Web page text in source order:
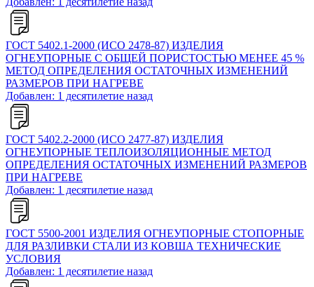
ГОСТ 5402.1-2000 (ИСО 2478-87) ИЗДЕЛИЯ
ОГНЕУПОРНЫЕ С ОБЩЕЙ ПОРИСТОСТЬЮ МЕНЕЕ 45 %
МЕТОД ОПРЕДЕЛЕНИЯ ОСТАТОЧНЫХ ИЗМЕНЕНИЙ
РАЗМЕРОВ ПРИ НАГРЕВЕ
Добавлен: 1 десятилетие назад
ГОСТ 5402.2-2000 (ИСО 2477-87) ИЗДЕЛИЯ
ОГНЕУПОРНЫЕ ТЕПЛОИЗОЛЯЦИОННЫЕ МЕТОД
ОПРЕДЕЛЕНИЯ ОСТАТОЧНЫХ ИЗМЕНЕНИЙ РАЗМЕРОВ
ПРИ НАГРЕВЕ
Добавлен: 1 десятилетие назад
ГОСТ 5500-2001 ИЗДЕЛИЯ ОГНЕУПОРНЫЕ СТОПОРНЫЕ
ДЛЯ РАЗЛИВКИ СТАЛИ ИЗ КОВША ТЕХНИЧЕСКИЕ
УСЛОВИЯ
Добавлен: 1 десятилетие назад